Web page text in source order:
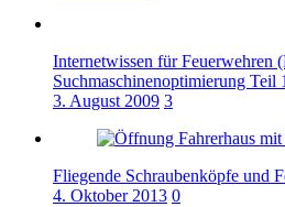
Internetwissen für Feuerwehren
Suchmaschinenoptimierung Teil 1
3. August 2009 3
Fliegende Schraubenköpfe und
4. Oktober 2013 0